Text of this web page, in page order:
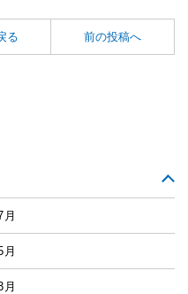
る 前の投稿へ
月
月
月